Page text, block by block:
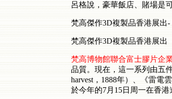
呂格說，豪華飯店、賭場是
梵高傑作3D複製品香港展出-
梵高傑作3D複製品香港展出
梵高博物館聯合富士膠片企
品質。現在，這一系列由五
harvest，1888年）、《雷電
於今年的7月15日周一在香港